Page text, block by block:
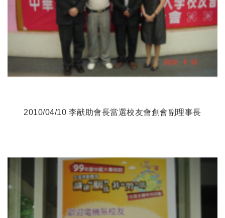
2010/04/10 李献助會長當選校友會創會副理事長